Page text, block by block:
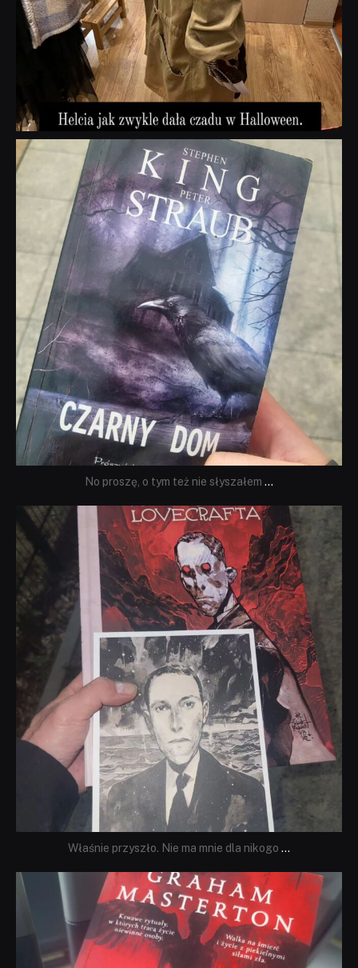
dobryhorror
Wrz 23
No proszę, o tym też nie słyszałem ...
dobryhorror
Wrz 19
Właśnie przyszło. Nie ma mnie dla nikogo ...
dobryhorror
Sie 23